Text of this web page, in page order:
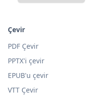
Çevir
PDF Çevir
PPTX'i çevir
EPUB'u çevir
VTT Çevir